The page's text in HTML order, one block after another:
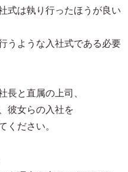
式は執り行ったほうが良い
うような入社式である必要
長と直属の上司、
彼女らの入社を
ください。